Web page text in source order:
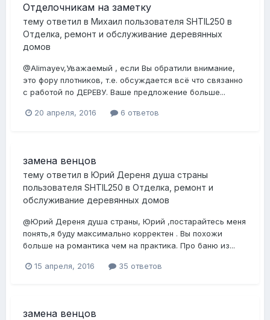
Отделочникам на заметку
тему ответил в Михаил пользователя SHTIL250 в
Отделка, ремонт и обслуживание деревянных
домов
@Alimayev,Уважаемый , если Вы обратили внимание,
это фору плотников, т.е. обсуждается всё что связанно
с работой по ДЕРЕВУ. Ваше предложение больше...
20 апреля, 2016 6 ответов
замена венцов
тему ответил в Юрий Дереня душа страны
пользователя SHTIL250 в Отделка, ремонт и
обслуживание деревянных домов
@Юрий Дереня душа страны, Юрий ,постарайтесь меня
понять,я буду максимально корректен . Вы похожи
больше на романтика чем на практика. Про баню из...
15 апреля, 2016 35 ответов
замена венцов